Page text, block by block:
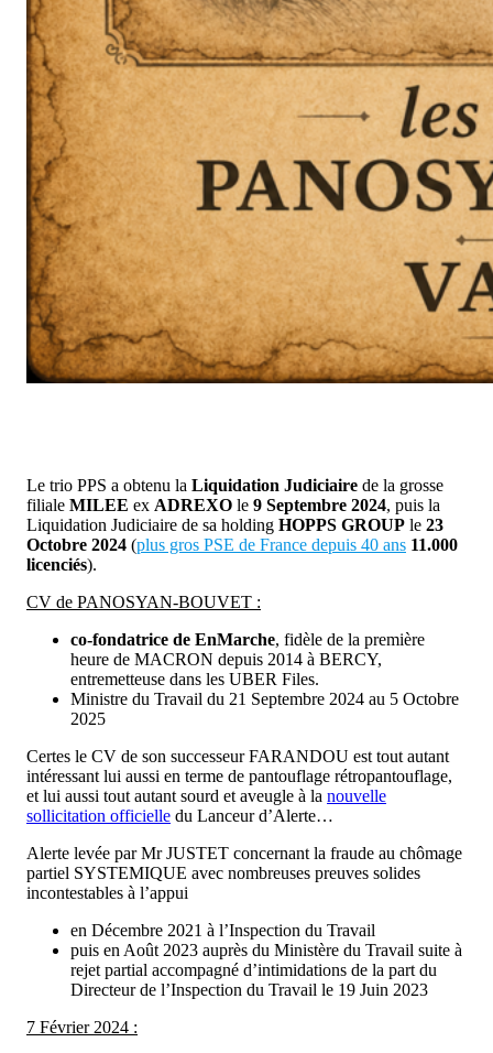
Le trio PPS a obtenu la Liquidation Judiciaire de la grosse
filiale MILEE ex ADREXO le 9 Septembre 2024, puis la
Liquidation Judiciaire de sa holding HOPPS GROUP le 23
Octobre 2024 (plus gros PSE de France depuis 40 ans 11.000
licenciés).
CV de PANOSYAN-BOUVET :
co-fondatrice de EnMarche, fidèle de la première
heure de MACRON depuis 2014 à BERCY,
entremetteuse dans les UBER Files.
Ministre du Travail du 21 Septembre 2024 au 5 Octobre
2025
Certes le CV de son successeur FARANDOU est tout autant
intéressant lui aussi en terme de pantouflage rétropantouflage,
et lui aussi tout autant sourd et aveugle à la nouvelle
sollicitation officielle du Lanceur d’Alerte…
Alerte levée par Mr JUSTET concernant la fraude au chômage
partiel SYSTEMIQUE avec nombreuses preuves solides
incontestables à l’appui
en Décembre 2021 à l’Inspection du Travail
puis en Août 2023 auprès du Ministère du Travail suite à
rejet partial accompagné d’intimidations de la part du
Directeur de l’Inspection du Travail le 19 Juin 2023
7 Février 2024 :